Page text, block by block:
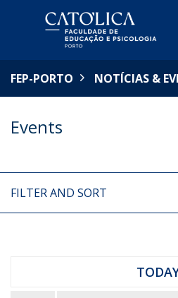
FEP-PORTO NOTÍCIAS &
Events
FILTER AND SORT